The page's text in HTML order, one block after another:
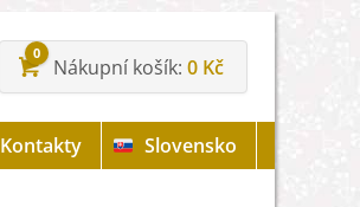
0
Nákupní košík 0 Kč
Kontakty
Slovensko